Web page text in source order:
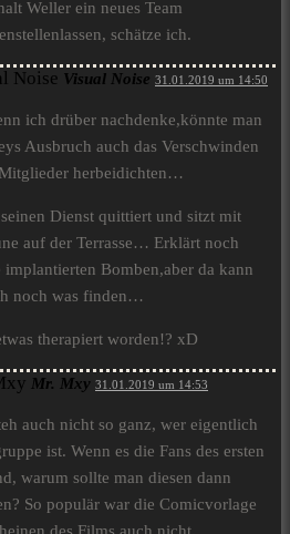
Weller ein neues Team
schätze ich.
Visual Noise 31.01.2019 um 14:50
ich drüber nachdenke,könnte man
Ausbruch auch das Verschwinden
herbeidichten…
Dienst quittiert und sitzt mit
auf der Terrasse… Erklärt noch
implantierten Bomben,aber da kann
noch was finden…
therapiert worden!? xD
Mr. Mxy 31.01.2019 um 14:53
auch nicht so ganz, wer eigentlich
ist. Wenn es die Fans des ersten
warum sollte man diesen dann
So populär war die Comicvorlage